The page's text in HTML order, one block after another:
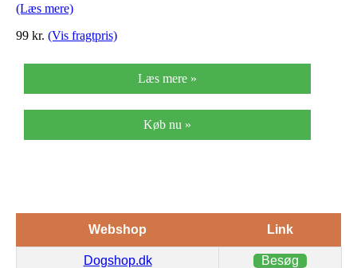
(Læs mere)
99 kr. (Vis fragtpris)
Læs mere »
Køb nu »
Webshop Link
Dogshop.dk Besøg